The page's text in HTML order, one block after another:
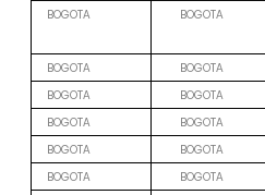
BOGOTA
BOGOTA
BOGOTA
BOGOTA
BOGOTA
BOGOTA
BOGOTA
BOGOTA
BOGOTA
BOGOTA
BOGOTA
BOGOTA